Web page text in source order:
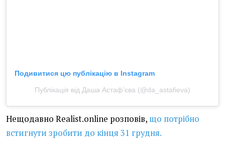
Подивитися цю публікацію в Instagram
Публікація від Даша Астаф'єва (@da_astafieva)
Нещодавно Realist.online розповів, що потрібно
встигнути зробити до кінця 31 грудня.